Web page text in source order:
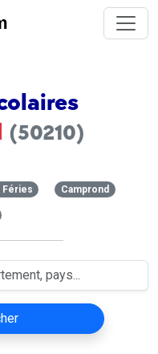
(50210)
Féries Camprond